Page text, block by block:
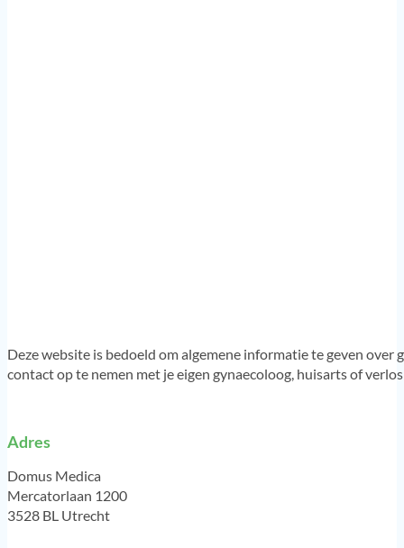
Deze website is bedoeld om algemene informatie te geven
contact op te nemen met je eigen gynaecoloog, huisarts of
Adres
Domus Medica
Mercatorlaan 1200
3528 BL Utrecht